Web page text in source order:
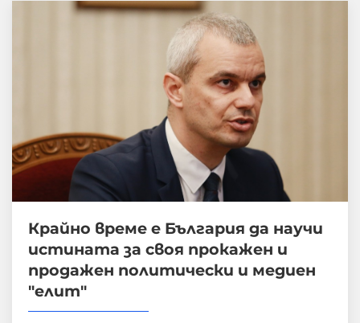
Крайно време е България да научи
истината за своя прокажен и
продажен политически и медиен
"елит"